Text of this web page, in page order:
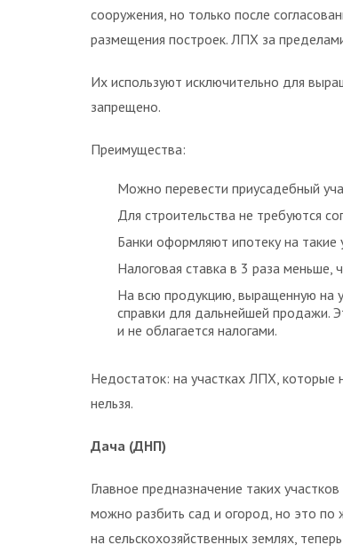
сооружения, но только после
размещения построек. ЛПХ за
Их используют исключительно для
запрещено.
Преимущества:
Можно перевести приусадебный
Для строительства не требуются
Банки оформляют ипотеку на такие
Налоговая ставка в 3 раза меньше,
На всю продукцию, выращенную на
справки для дальнейшей продажи.
и не облагается налогами.
Недостаток: на участках ЛПХ, которые
нельзя.
Дача (ДНП)
Главное предназначение таких
можно разбить сад и огород, но это
на сельскохозяйственных землях,